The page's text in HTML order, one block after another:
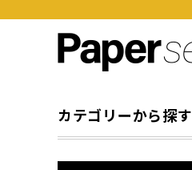
カテゴリーから探す